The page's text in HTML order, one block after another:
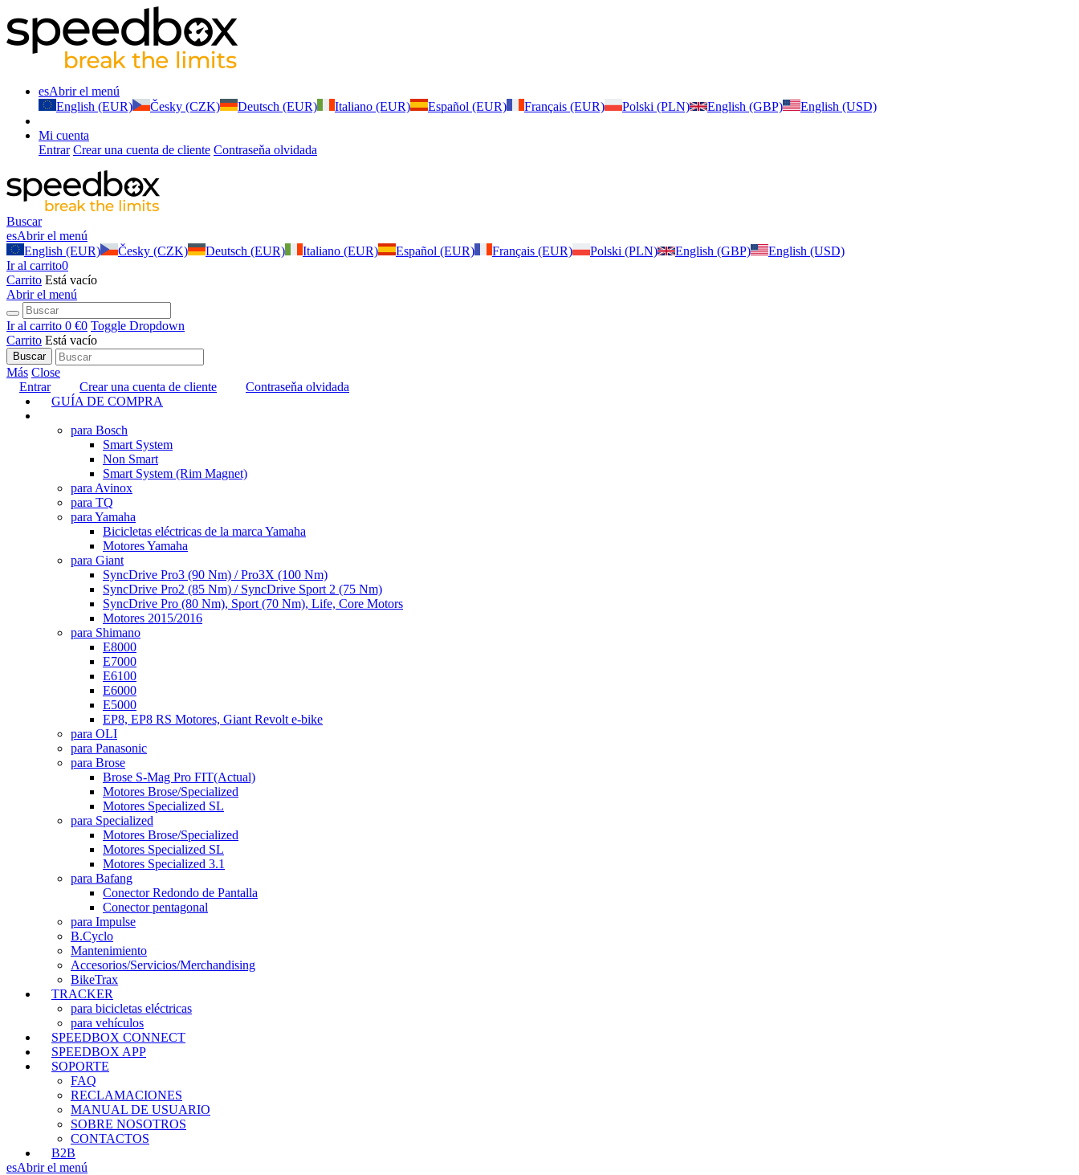
esAbrir el menú
English (EUR)
Česky (CZK) Deutsch (EUR) Italiano (EUR) Español (EUR) Français (EUR) Polski (PLN) English (GBP) English (USD)
Mi cuenta
Entrar Crear una cuenta de cliente Contraseňa olvidada
Buscar
esAbrir el menú
English (EUR)
Česky (CZK) Deutsch (EUR) Italiano (EUR) Español (EUR) Français (EUR) Polski (PLN) English (GBP)
English (USD)
Ir al carrito0
Carrito Está vacío
Abrir el menú
Ir al carrito 0 €0 Toggle Dropdown
Carrito Está vacío
Buscar
Más Close
Entrar
Crear una cuenta de cliente
Contraseňa olvidada
GUÍA DE COMPRA
para Bosch
Smart System
Non Smart
Smart System (Rim Magnet)
para Avinox
para TQ
para Yamaha
Bicicletas eléctricas de la marca Yamaha
Motores Yamaha
para Giant
SyncDrive Pro3 (90 Nm) / Pro3X (100 Nm)
SyncDrive Pro2 (85 Nm) / SyncDrive Sport 2 (75 Nm)
SyncDrive Pro (80 Nm), Sport (70 Nm), Life, Core Motors
Motores 2015/2016
para Shimano
E8000
E7000
E6100
E6000
E5000
EP8, EP8 RS Motores, Giant Revolt e-bike
para OLI
para Panasonic
para Brose
Brose S-Mag Pro FIT(Actual)
Motores Brose/Specialized
Motores Specialized SL
para Specialized
Motores Brose/Specialized
Motores Specialized SL
Motores Specialized 3.1
para Bafang
Conector Redondo de Pantalla
Conector pentagonal
para Impulse
B.Cyclo
Mantenimiento
Accesorios/Servicios/Merchandising
BikeTrax
TRACKER
para bicicletas eléctricas
para vehículos
SPEEDBOX CONNECT
SPEEDBOX APP
SOPORTE
FAQ
RECLAMACIONES
MANUAL DE USUARIO
SOBRE NOSOTROS
CONTACTOS
B2B
esAbrir el menú